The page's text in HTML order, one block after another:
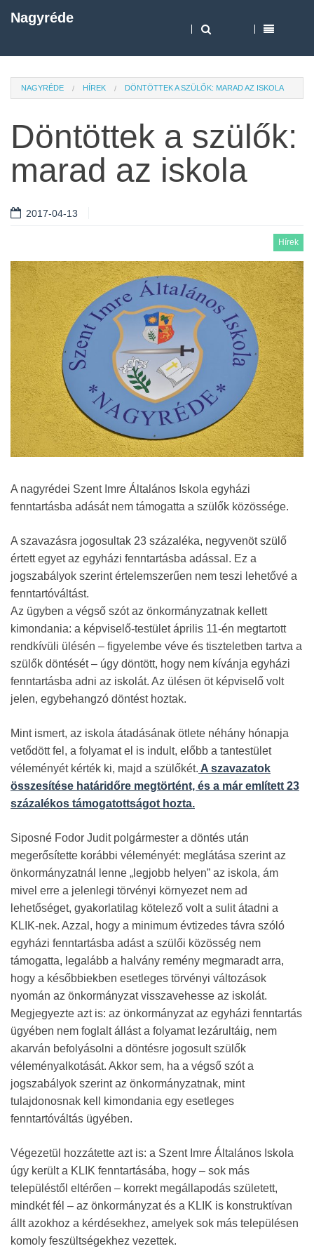
Nagyréde
NAGYRÉDE HÍREK DÖNTÖTTEK A SZÜLŐK: MARAD AZ ISKOLA
Döntöttek a szülők:
marad az iskola
2017-04-13
Hírek
A nagyrédei Szent Imre Általános Iskola egyházi
fenntartásba adását nem támogatta a szülők közössége.
A szavazásra jogosultak 23 százaléka, negyvenöt szülő
értett egyet az egyházi fenntartásba adással. Ez a
jogszabályok szerint értelemszerűen nem teszi lehetővé a
fenntartóváltást.
Az ügyben a végső szót az önkormányzatnak kellett
kimondania: a képviselő-testület április 11-én megtartott
rendkívüli ülésén – figyelembe véve és tiszteletben tartva a
szülők döntését – úgy döntött, hogy nem kívánja egyházi
fenntartásba adni az iskolát. Az ülésen öt képviselő volt
jelen, egybehangzó döntést hoztak.
Mint ismert, az iskola átadásának ötlete néhány hónapja
vetődött fel, a folyamat el is indult, előbb a tantestület
véleményét kérték ki, majd a szülőkét. A szavazatok
összesítése határidőre megtörtént, és a már említett 23
százalékos támogatottságot hozta.
Siposné Fodor Judit polgármester a döntés után
megerősítette korábbi véleményét: meglátása szerint az
önkormányzatnál lenne „legjobb helyen” az iskola, ám
mivel erre a jelenlegi törvényi környezet nem ad
lehetőséget, gyakorlatilag kötelező volt a sulit átadni a
KLIK-nek. Azzal, hogy a minimum évtizedes távra szóló
egyházi fenntartásba adást a szülői közösség nem
támogatta, legalább a halvány remény megmaradt arra,
hogy a későbbiekben esetleges törvényi változások
nyomán az önkormányzat visszavehesse az iskolát.
Megjegyezte azt is: az önkormányzat az egyházi fenntartás
ügyében nem foglalt állást a folyamat lezárultáig, nem
akarván befolyásolni a döntésre jogosult szülők
véleményalkotását. Akkor sem, ha a végső szót a
jogszabályok szerint az önkormányzatnak, mint
tulajdonosnak kell kimondania egy esetleges
fenntartóváltás ügyében.
Végezetül hozzátette azt is: a Szent Imre Általános Iskola
úgy került a KLIK fenntartásába, hogy – sok más
településtől eltérően – korrekt megállapodás született,
mindkét fél – az önkormányzat és a KLIK is konstruktívan
állt azokhoz a kérdésekhez, amelyek sok más településen
komoly feszültségekhez vezettek.